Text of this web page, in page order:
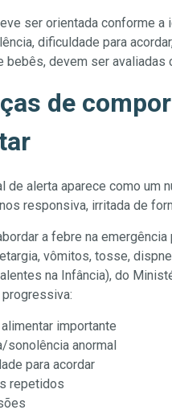
ser orientada conforme
dificuldade para
bebês, devem ser avaliadas
de
de alerta aparece como um
responsiva, irritada de
a febre na
vômitos, tosse,
na Infância), do
importante
sonolência anormal
para acordar
repetidos